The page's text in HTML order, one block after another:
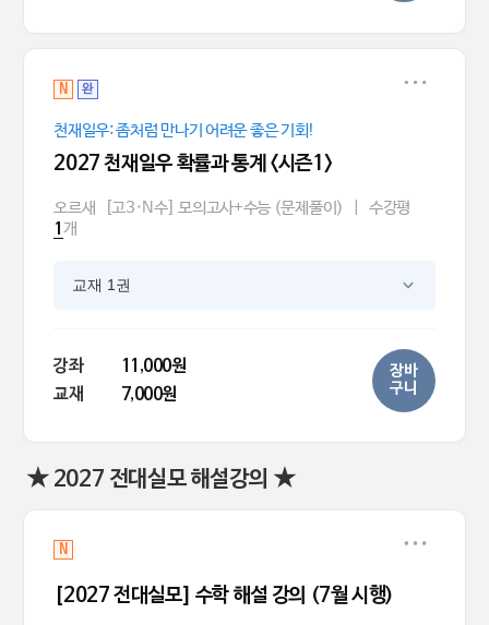
N 완
천재일우: 좀처럼 만나기 어려운 좋은 기회!
2027 천재일우 확률과 통계 <시즌1>
오르새 [고3·N수] 모의고사+수능 (문제풀이) 수강평
1 개
교재 1권
강좌
11,000원
교재
7,000원
장바
구니
★ 2027 전대실모 해설강의 ★
N
[2027 전대실모] 수학 해설 강의 (7월 시행)